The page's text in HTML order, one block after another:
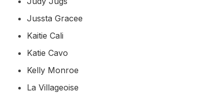
Jussta Gracee
Kaitie Cali
Katie Cavo
Kelly Monroe
La Villageoise